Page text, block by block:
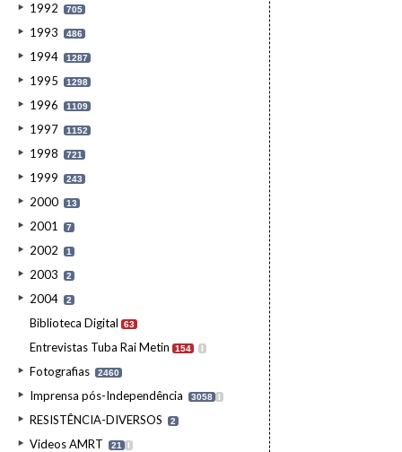
1992 705
1993 486
1994 1287
1995 1298
1996 1109
1997 1152
1998 721
1999 243
2000 13
2001 7
2002 1
2003 2
2004 2
Biblioteca Digital 63
Entrevistas Tuba Rai Metin 154 I
Fotografias 2460
Imprensa pós-Independência 3058 I
RESISTÊNCIA-DIVERSOS 2
Videos AMRT 21 I